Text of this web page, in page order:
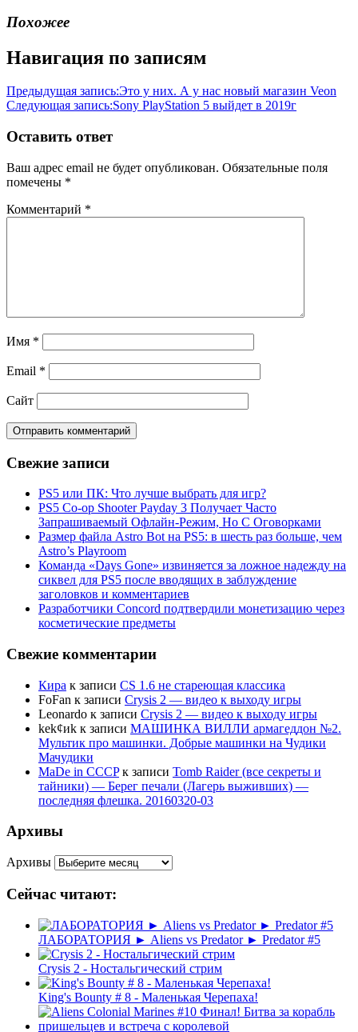
Похожее
Навигация по записям
Предыдущая запись:Это у них. А у нас новый магазин Veon
Следующая запись:Sony PlayStation 5 выйдет в 2019г
Оставить ответ
Ваш адрес email не будет опубликован. Обязательные поля
помечены *
Комментарий *
Имя *
Email *
Сайт
Свежие записи
PS5 или ПК: Что лучше выбрать для игр?
PS5 Co-op Shooter Payday 3 Получает Часто
Запрашиваемый Офлайн-Режим, Но С Оговорками
Размер файла Astro Bot на PS5: в шесть раз больше, чем
Astro’s Playroom
Команда «Days Gone» извиняется за ложное надежду на
сиквел для PS5 после вводящих в заблуждение
заголовков и комментариев
Разработчики Concord подтвердили монетизацию через
косметические предметы
Свежие комментарии
Кира к записи CS 1.6 не стареющая классика
FoFan к записи Crysis 2 — видео к выходу игры
Leonardo к записи Crysis 2 — видео к выходу игры
kek¢иk к записи МАШИНКА ВИЛЛИ армагеддон №2.
Мультик про машинки. Добрые машинки на Чудики
Мачудики
MaDe in CCCPк записи Tomb Raider (все секреты и
тайники) — Берег печали (Лагерь выживших) —
последняя флешка. 20160320-03
Архивы
Архивы
Сейчас читают:
ЛАБОРАТОРИЯ ► Aliens vs Predator ► Predator #5
Crysis 2 - Ностальгический стрим
King's Bounty # 8 - Маленькая Черепаха!